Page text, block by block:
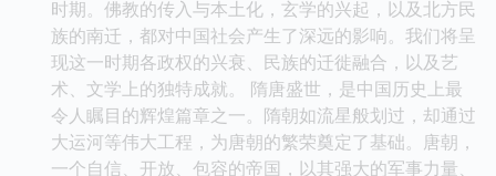
时期。佛教的传入与本土化，玄学的兴起，以及北方民
族的南迁，都对中国社会产生了深远的影响。我们将呈
现这一时期各政权的兴衰、民族的迁徙融合，以及艺
术、文学上的独特成就。 隋唐盛世，是中国历史上最
令人瞩目的辉煌篇章之一。隋朝如流星般划过，却通过
大运河等伟大工程，为唐朝的繁荣奠定了基础。唐朝，
一个自信、开放、包容的帝国，以其强大的军事力量、